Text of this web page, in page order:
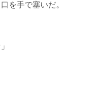
を手で塞いだ。